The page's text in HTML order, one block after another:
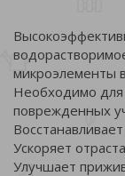
микроэлементы
Необходимо для
поврежденных
Ускоряет
Улучшает